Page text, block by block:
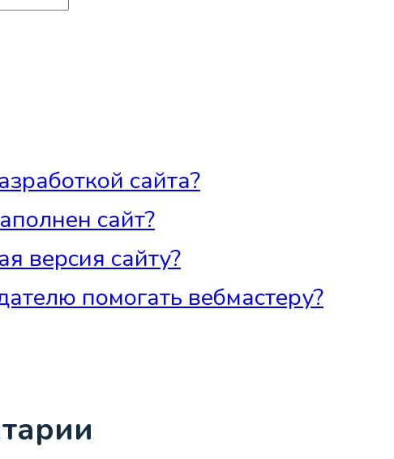
сайта?
сайт?
версия сайту?
помогать вебмастеру?